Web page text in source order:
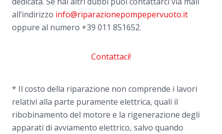
all’indirizzo info@riparazionepompepervuoto.it
oppure al numero +39 011 851652.
Contattaci!
* Il costo della riparazione non comprende i lavori
relativi alla parte puramente elettrica, quali il
ribobinamento del motore e la rigenerazione degli
apparati di avviamento elettrico, salvo quando